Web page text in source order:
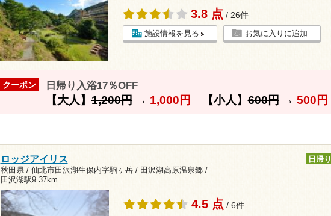
3.8 点 / 26件
施設情報を見る お気に入りに追加
クーポン 日帰り入浴17％OFF
【大人】1,200円→ 1,000円 【小人】600円→ 500円
ロッジアイリス
秋田県 / 仙北市田沢湖生保内字駒ヶ岳 / 田沢湖高原温泉郷 /
田沢湖駅9.37km
日帰り
4.5 点 / 6件